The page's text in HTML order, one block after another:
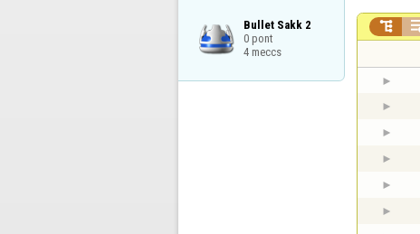
Bullet Sakk 2
0 pont
4 meccs
